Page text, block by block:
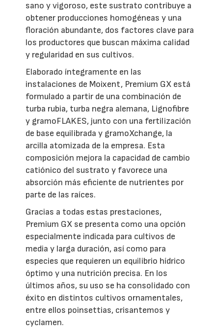
sano y vigoroso, este sustrato contribuye a
obtener producciones homogéneas y una
floración abundante, dos factores clave para
los productores que buscan máxima calidad
y regularidad en sus cultivos.
Elaborado íntegramente en las
instalaciones de Moixent, Premium GX está
formulado a partir de una combinación de
turba rubia, turba negra alemana, Lignofibre
y gramoFLAKES, junto con una fertilización
de base equilibrada y gramoXchange, la
arcilla atomizada de la empresa. Esta
composición mejora la capacidad de cambio
catiónico del sustrato y favorece una
absorción más eficiente de nutrientes por
parte de las raíces.
Gracias a todas estas prestaciones,
Premium GX se presenta como una opción
especialmente indicada para cultivos de
media y larga duración, así como para
especies que requieren un equilibrio hídrico
óptimo y una nutrición precisa. En los
últimos años, su uso se ha consolidado con
éxito en distintos cultivos ornamentales,
entre ellos poinsettias, crisantemos y
cyclamen.